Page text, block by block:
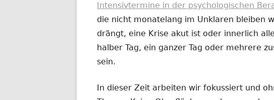
Intensivtermine in der psychologischen
die nicht monatelang im Unklaren bleiben
drängt, eine Krise akut ist oder innerlich
halber Tag, ein ganzer Tag oder mehrere
sein.
In dieser Zeit arbeiten wir fokussiert und